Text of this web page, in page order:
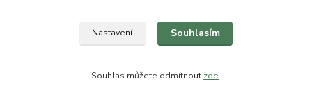
© Copyright 2015-2026 ZkusNositko.cz
Nastavení Souhlasím
Souhlas můžete odmítnout zde.